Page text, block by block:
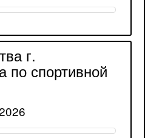
г.
по спортивной